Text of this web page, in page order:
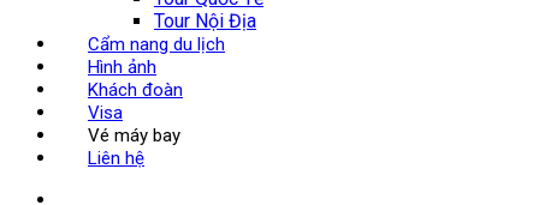
Tour Nội Địa
Cẩm nang du lịch
Hình ảnh
Khách đoàn
Visa
Vé máy bay
Liên hệ